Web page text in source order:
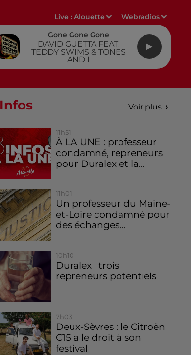
Live :Alouette Webradios
Gone Gone Gone
DAVID GUETTA FEAT.
TEDDY SWIMS & TONES
AND I
Infos Voir plus
11h51
À LA UNE : professeur
condamné, repreneurs
pour Duralex et la...
11h01
Un professeur du Maine-
et-Loire condamné pour
des échanges...
10h10
Duralex : trois
repreneurs potentiels
7h03
Deux-Sèvres : le Citroën
C15 a le droit à son
festival